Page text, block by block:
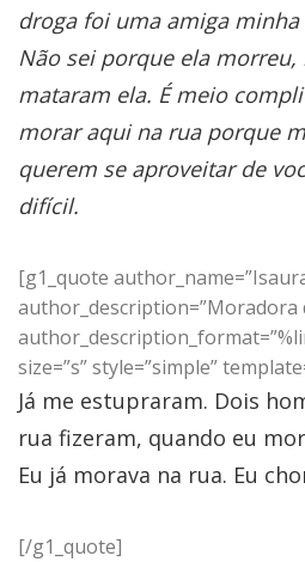
droga foi uma amiga
Não sei porque ela morreu,
mataram ela. É meio
morar aqui na rua porque
querem se aproveitar de
difícil.
[g1_quote
author_description=”Moradora
size=”s” style=”simple”
Já me estupraram. Dois
rua fizeram, quando eu
Eu já morava na rua. Eu
[/g1_quote]